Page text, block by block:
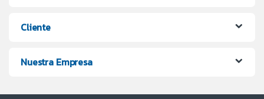
Cliente
Nuestra Empresa